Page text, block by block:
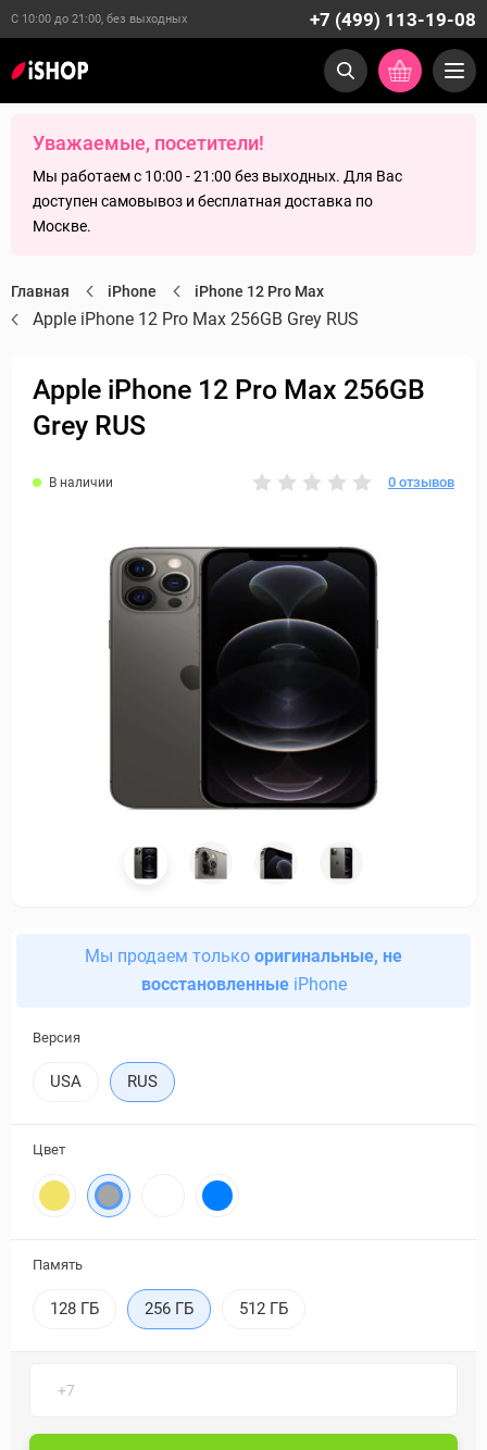
С 10:00 до 21:00, без выходных +7 (499) 113-19-08
Уважаемые, посетители!
Мы работаем с 10:00 - 21:00 без выходных. Для Вас
доступен самовывоз и бесплатная доставка по
Москве.
Главная iPhone iPhone 12 Pro Max
Apple iPhone 12 Pro Max 256GB Grey RUS
Apple iPhone 12 Pro Max 256GB
Grey RUS
В наличии 0 отзывов
Мы продаем только оригинальные, не
восстановленныеiPhone
Версия
USA RUS
Цвет
Память
128 ГБ 256 ГБ 512 ГБ